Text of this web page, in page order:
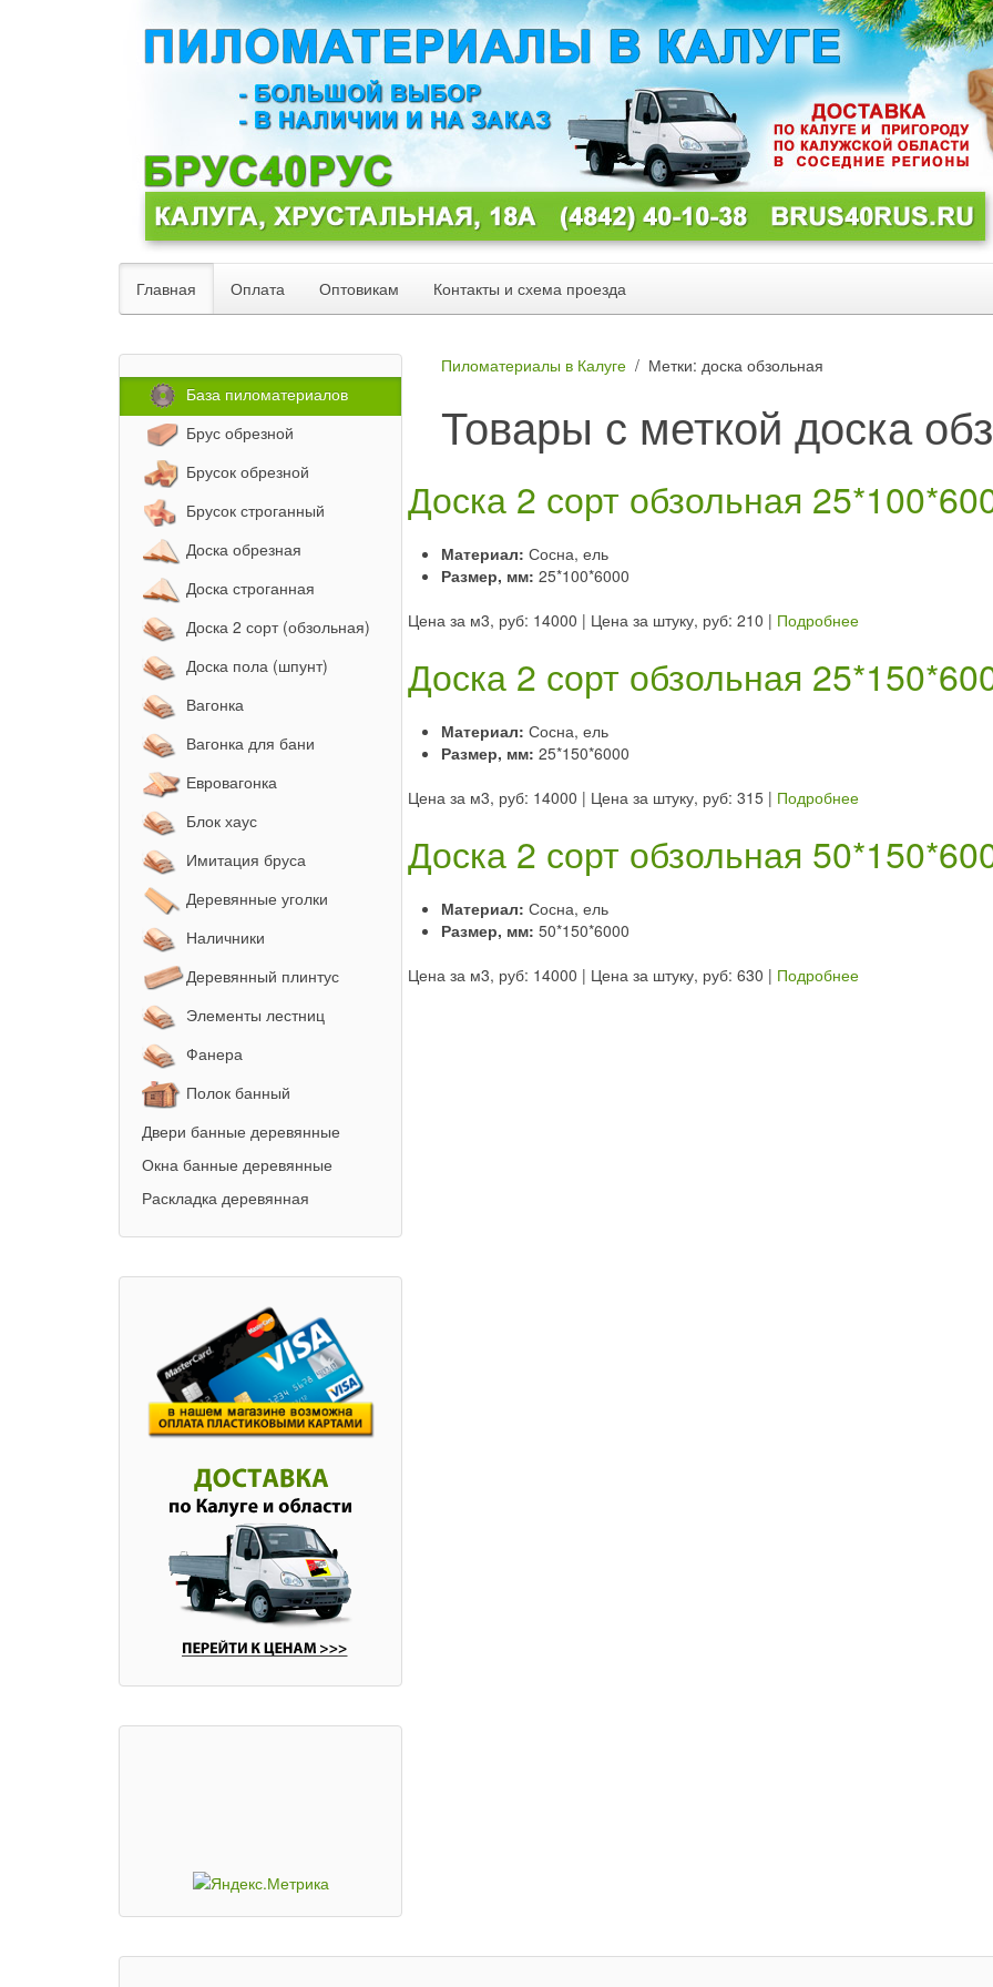
Главная Оплата Оптовикам Контакты и схема проезда
Пиломатериалы в Калуге Метки: доска обзольная
Товары с меткой доска
Доска 2 сорт обзольная
Материал:Сосна, ель
Размер, мм:25*100*6000
Цена за м3, руб: 14000 | Цена за штуку, руб: 210 | Подробнее
Доска 2 сорт обзольная
Материал:Сосна, ель
Размер, мм:25*150*6000
Цена за м3, руб: 14000 | Цена за штуку, руб: 315 | Подробнее
Доска 2 сорт обзольная
Материал:Сосна, ель
Размер, мм:50*150*6000
Цена за м3, руб: 14000 | Цена за штуку, руб: 630 | Подробнее
База пиломатериалов
Брус обрезной
Брусок обрезной
Брусок строганный
Доска обрезная
Доска строганная
Доска 2 сорт (обзольная)
Доска пола (шпунт)
Вагонка
Вагонка для бани
Евровагонка
Блок хаус
Имитация бруса
Деревянные уголки
Наличники
Деревянный плинтус
Элементы лестниц
Фанера
Полок банный
Двери банные деревянные
Окна банные деревянные
Раскладка деревянная